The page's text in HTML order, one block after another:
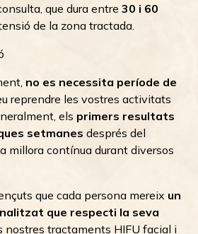
que dura entre 30 i 60
de la zona tractada.
no es necessita període de
reprendre les vostres activitats
els primers resultats
setmanes després del
millora contínua durant diversos
que cada persona mereix un
que respecti la seva
nostres tractaments HIFU facial i